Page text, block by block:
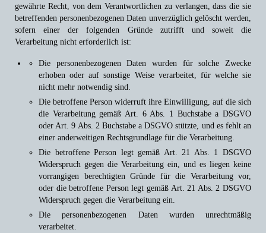
gewährte Recht, von dem Verantwortlichen zu verlangen, dass die sie
betreffenden personenbezogenen Daten unverzüglich gelöscht werden,
sofern einer der folgenden Gründe zutrifft und soweit die
Verarbeitung nicht erforderlich ist:
Die personenbezogenen Daten wurden für solche Zwecke
erhoben oder auf sonstige Weise verarbeitet, für welche sie
nicht mehr notwendig sind.
Die betroffene Person widerruft ihre Einwilligung, auf die sich
die Verarbeitung gemäß Art. 6 Abs. 1 Buchstabe a DSGVO
oder Art. 9 Abs. 2 Buchstabe a DSGVO stützte, und es fehlt an
einer anderweitigen Rechtsgrundlage für die Verarbeitung.
Die betroffene Person legt gemäß Art. 21 Abs. 1 DSGVO
Widerspruch gegen die Verarbeitung ein, und es liegen keine
vorrangigen berechtigten Gründe für die Verarbeitung vor,
oder die betroffene Person legt gemäß Art. 21 Abs. 2 DSGVO
Widerspruch gegen die Verarbeitung ein.
Die personenbezogenen Daten wurden unrechtmäßig
verarbeitet.